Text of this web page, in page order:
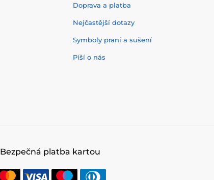
Doprava a platba
Nejčastější dotazy
Symboly praní a sušení
Píší o nás
Bezpečná platba kartou